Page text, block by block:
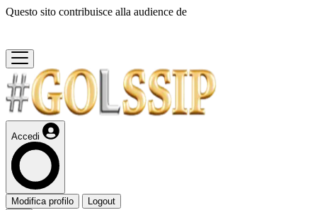
Questo sito contribuisce alla audience de
Accedi
Modifica profilo Logout